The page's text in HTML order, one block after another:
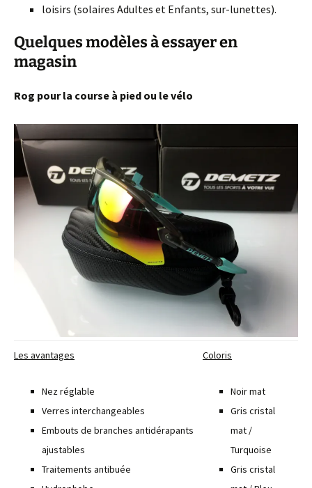
loisirs (solaires Adultes et Enfants, sur-lunettes).
Quelques modèles à essayer en
magasin
Rog pour la course à pied ou le vélo
Les avantages
Nez réglable
Verres interchangeables
Embouts de branches antidérapants
ajustables
Traitements antibuée
Coloris
Noir mat
Gris cristal
mat /
Turquoise
Gris cristal